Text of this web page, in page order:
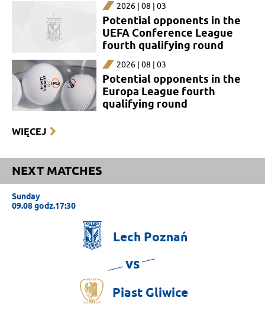
2026 | 08 | 03
Potential opponents in the
UEFA Conference League
fourth qualifying round
2026 | 08 | 03
Potential opponents in the
Europa League fourth
qualifying round
WIĘCEJ
NEXT MATCHES
Sunday
09.08 godz.17:30
Lech Poznań
vs
Piast Gliwice